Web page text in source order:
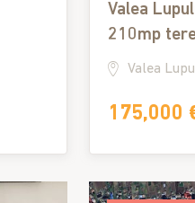
Valea
210mp
Valea
175,000